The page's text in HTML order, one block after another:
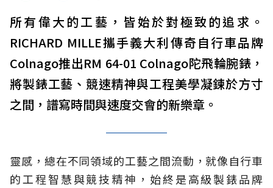
所有偉大的工藝，皆始於對極致的追求。
RICHARD MILLE攜手義大利傳奇自行車品牌
Colnago推出RM 64-01 Colnago陀飛輪腕錶，
將製錶工藝、競速精神與工程美學凝鍊於方寸
之間，譜寫時間與速度交會的新樂章。
靈感，總在不同領域的工藝之間流動，就像自行車
的工程智慧與競技精神，始終是高級製錶品牌